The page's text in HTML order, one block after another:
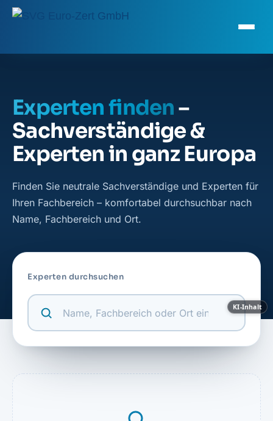
Experten finden–
Sachverständige &
Experten in ganz Europa
Finden Sie neutrale Sachverständige und Experten für
Ihren Fachbereich – komfortabel durchsuchbar nach
Name, Fachbereich und Ort.
KI-Inhalt
Experten durchsuchen